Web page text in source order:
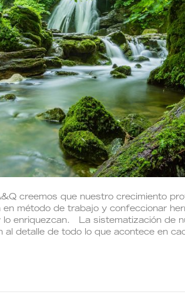
creemos que nuestro crecimiento
método de trabajo y confeccionar
lo enriquezcan. La sistematización de
al detalle de todo lo que acontece en